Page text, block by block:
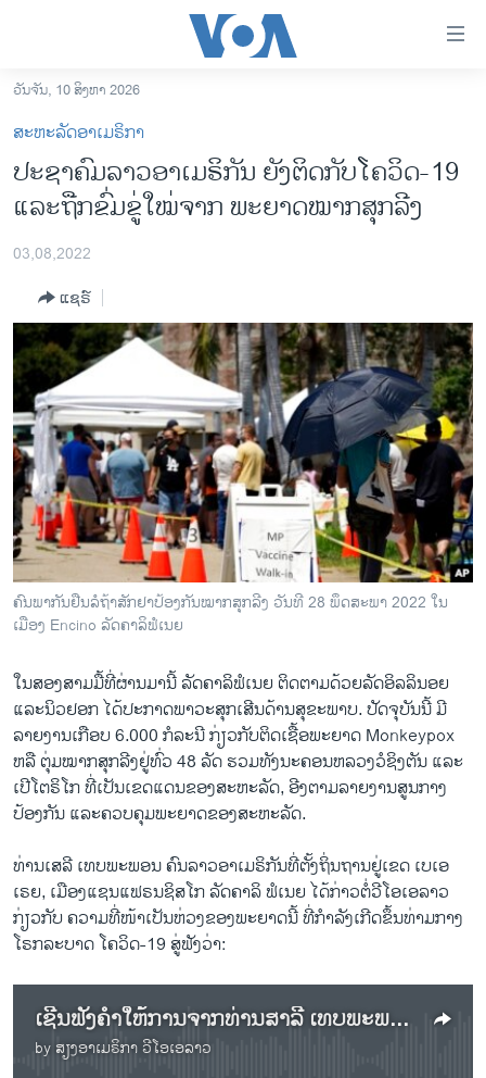
ເຂົ້າ
ຫາ
ຂ້າມ
ຂ້າມ
ຫາ
ອາເມຣິກາ
ການເລືອກຕັ້ງ ປະທານາທີບໍດີ ສະຫະລັດ 2024
ຂ່າວ​ຈີນ
ໂລກ
ເອເຊຍ
ອິດສະຫຼະພາບດ້ານການຂ່າວ
ຊີວິດຊາວລາວ
ຊຸມຊົນຊາວລາວ
ວິທະຍາສາດ-ເທັກໂນໂລຈີ
ທຸລະກິດ
ພາສາອັງກິດ
ວີດີໂອ
ລາຍການກະຈາຍສຽງ
ລາຍງານ
ຕິດຕາມພວກເຮົາ ທີ່
ພາສາຕ່າງໆ
ວັນຈັນ, 10 ສິງຫາ 2026
ສະຫະລັດອາເມຣິກາ
ປະ​ຊ​າ​ຄົມ​ລາວ​ອາ​ເມ​ຣິ​ກັນ ຍັງ​ຕິດກັບ​ໂຄວິດ-19
ແລະ​ຖືກ​ຂົ່ມ​ຂູ່​ໃໝ່​ຈາກ ​ພະ​ຍ​າດ​ໝາກ​ສຸກ​ລີງ
03,08,2022
ແຊຣ໌
ຄົນ​ພາ​ກັນ​ຢືນ​​ລໍ​ຖ້າສັກ​ຢາ​ປ້ອງ​ກັນ​ໝາກ​ສຸກ​ລີງ ວັນ​ທີ 28 ພຶດ​ສະ​ພາ 2022 ໃນ​
ເມືອງ Encino ລັດ​ຄາ​ລິ​ຟໍ​ເນຍ
ໃນສອງສາມມື້ທີ່ຜ່ານມານີ້ ລັດຄາລິຟໍເນຍ ຕິດຕາມດ້ວຍລັດອິລລິນອຍ
ແລະນິວຢອກ ໄດ້ປະກາດພາວະສຸກເສີນດ້ານສຸຂະພາບ. ປັດຈຸບັນນີ້ ມີ
ລາຍງານເກືອບ 6.000 ກໍລະນີ ກ່ຽວກັບຕິດເຊື້ອພະຍາດ Monkeypox
ຫລື ຕຸ່ມໝາກສຸກລີງຢູ່ທົ່ວ 48 ລັດ ຮວມທັງນະຄອນຫລວງວໍຊິງຕັນ ແລະ
ເປີໂຕຣິໂກ ທີ່ເປັນເຂດແດນຂອງສະຫະລັດ, ອີງຕາມລາຍງານສູນກາງ
ປ້ອງກັນ ແລະຄວບຄຸມພະຍາດຂອງສະຫະລັດ.
ທ່ານເສລີ ເທບພະພອນ ຄົນລາວອາເມຣິກັນທີ່ຕັ້ງຖິ່ນຖານຢູ່ເຂດ ເບເອ
ເຣຍ, ເມືອງແຊນແຟຣນຊິສໂກ ລັດຄາລິ ຟໍເນຍ ໄດ້ກ່າວຕໍ່ວີໂອເອລາວ
ກ່ຽວກັບ ຄວາມທີ່ໜ້າເປັນຫ່ວງຂອງພະຍາດນີ້ ທີ່ກຳລັງເກີດຂຶ້ນທ່າມກາງ
ໂຣກລະບາດ ໂຄວິດ-19 ສູ່ຟັງວ່າ:
ເຊີນ​ຟັງ​ຄຳ​ໃຫ້​ການ​ຈາກ​ທ່ານ​ສາ​ລີ ເທບ​ພະ​ພອນ
by ສຽງອາເມຣິກາ ວີໂອເອລາວ
No media source currently available